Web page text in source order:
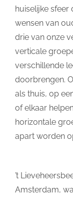
huiselijke sfeer
wensen van
drie van onze
verticale
verschillende
doorbrengen.
als thuis, op
of elkaar
horizontale
apart worden
’t
Amsterdam,